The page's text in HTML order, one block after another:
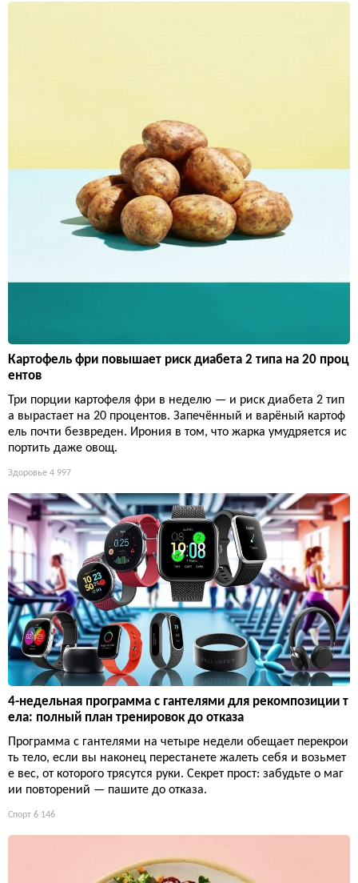
Картофель фри повышает риск диабета 2 типа на 20 проц
ентов
Три порции картофеля фри в неделю — и риск диабета 2 тип
а вырастает на 20 процентов. Запечённый и варёный картоф
ель почти безвреден. Ирония в том, что жарка умудряется ис
портить даже овощ.
Здоровье 4 997
4-недельная программа с гантелями для рекомпозиции т
ела: полный план тренировок до отказа
Программа с гантелями на четыре недели обещает перекрои
ть тело, если вы наконец перестанете жалеть себя и возьмет
е вес, от которого трясутся руки. Секрет прост: забудьте о маг
ии повторений — пашите до отказа.
Спорт 6 146